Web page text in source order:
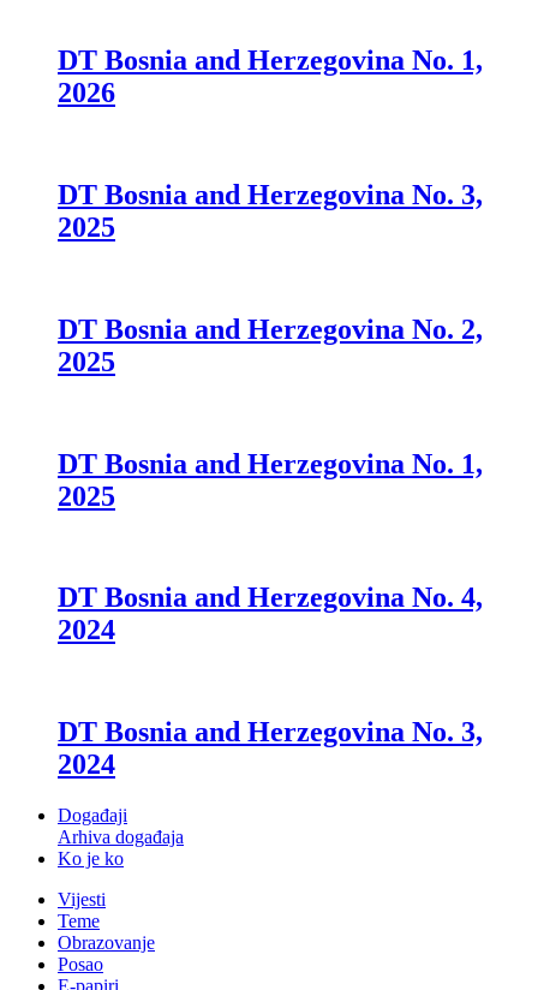
DT Bosnia and Herzegovina No. 1,
2026
DT Bosnia and Herzegovina No. 3,
2025
DT Bosnia and Herzegovina No. 2,
2025
DT Bosnia and Herzegovina No. 1,
2025
DT Bosnia and Herzegovina No. 4,
2024
DT Bosnia and Herzegovina No. 3,
2024
Događaji
Arhiva događaja
Ko je ko
Vijesti
Teme
Obrazovanje
Posao